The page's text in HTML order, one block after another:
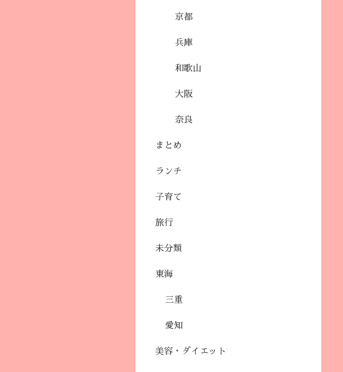
京都
兵庫
和歌山
大阪
奈良
まとめ
ランチ
子育て
旅行
未分類
東海
三重
愛知
美容・ダイエット